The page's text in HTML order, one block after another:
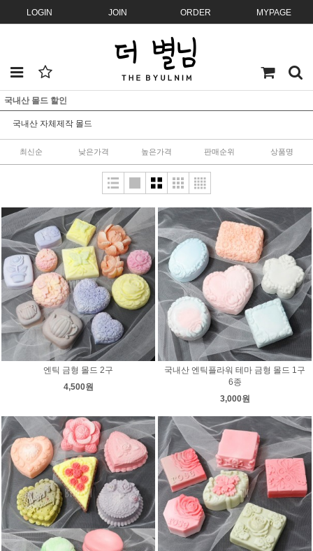
LOGIN JOIN ORDER MYPAGE
국내산 몰드 할인
국내산 자체제작 몰드
최신순 낮은가격 높은가격 판매순위 상품명
엔틱 금형 몰드 2구
4,500원
국내산 엔틱플라워 테마 금형 몰드 1구
6종
3,000원